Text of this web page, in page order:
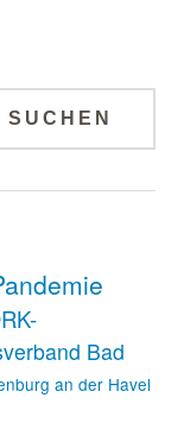
Bad
an der Havel